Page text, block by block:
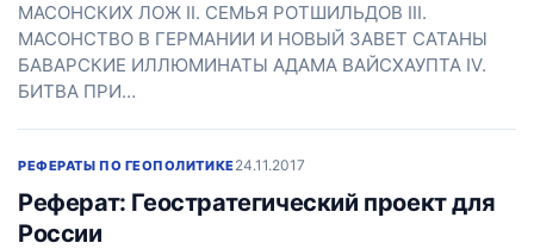
МАСОНСКИХ ЛОЖ II. СЕМЬЯ РОТШИЛЬДОВ III.
МАСОНСТВО В ГЕРМАНИИ И НОВЫЙ ЗАВЕТ САТАНЫ
БАВАРСКИЕ ИЛЛЮМИНАТЫ АДАМА ВАЙСХАУПТА IV.
БИТВА ПРИ…
РЕФЕРАТЫ ПО ГЕОПОЛИТИКЕ24.11.2017
Реферат: Геостратегический проект для
России